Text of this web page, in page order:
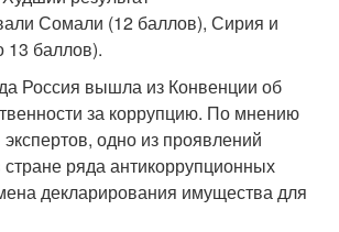
Сомали (12 баллов), Сирия и
баллов).
Россия вышла из Конвенции об
за коррупцию. По мнению
одно из проявлений
ряда антикоррупционных
декларирования имущества для